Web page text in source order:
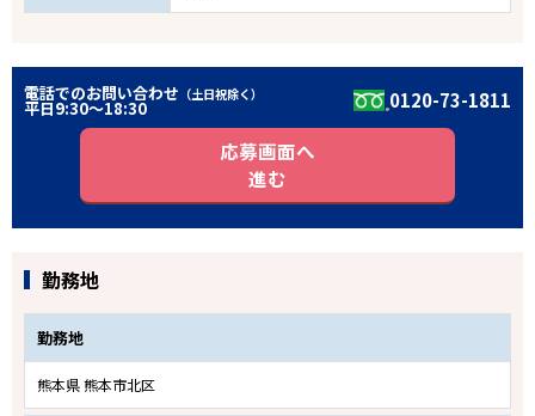
電話でのお問い合わせ （土日祝除く）
平日9:30〜18:30 0120-73-1811
応募画面へ
進む
勤務地
勤務地
熊本県 熊本市北区